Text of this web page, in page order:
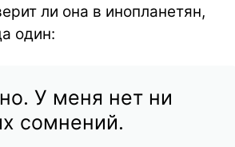
ли она в инопланетян,
один:
У меня нет ни
сомнений.